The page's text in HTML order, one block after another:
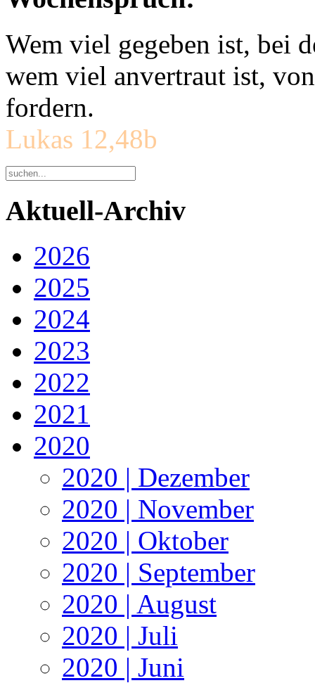
Wem viel gegeben ist, bei
wem viel anvertraut ist,
fordern.
Lukas 12,48b
Aktuell-Archiv
2026
2025
2024
2023
2022
2021
2020
2020 | Dezember
2020 | November
2020 | Oktober
2020 | September
2020 | August
2020 | Juli
2020 | Juni